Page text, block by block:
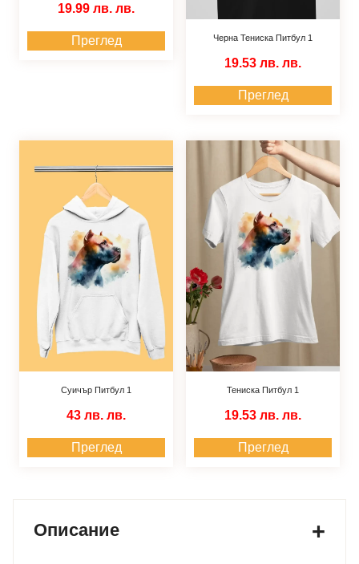
19.99 лв. лв.
Преглед Черна Тениска Питбул 1
19.53 лв. лв.
Преглед
Суичър Питбул 1
43 лв. лв.
Преглед
Тениска Питбул 1
19.53 лв. лв.
Преглед
Описание